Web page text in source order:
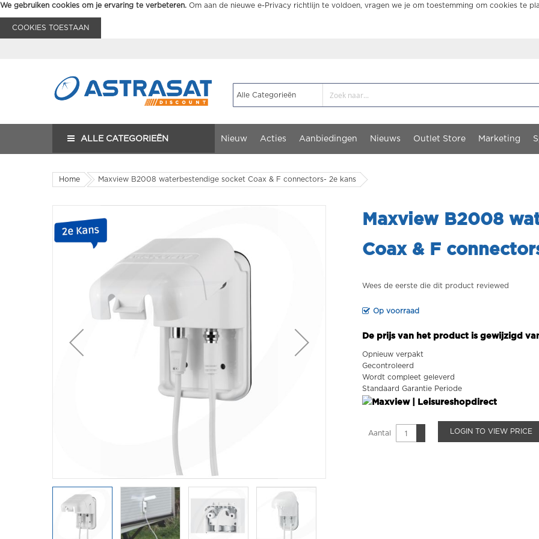
We gebruiken cookies om je ervaring te verbeteren. Om aan de nieuwe e-Privacy richtlijn te voldoen, vragen we je om toestemming om cookies te
COOKIES TOESTAAN
ALLE CATEGORIEËN Nieuw Acties Aanbiedingen Nieuws Outlet Store Marketing
Home Maxview B2008 waterbestendige socket Coax & F connectors- 2e kans
Maxview B2008
Coax & F
Wees de eerste die dit product reviewed
Op voorraad
De prijs van het product is gewijzigd
Opnieuw verpakt
Gecontroleerd
Wordt compleet geleverd
Standaard Garantie Periode
Aantal LOGIN TO VIEW PRICE